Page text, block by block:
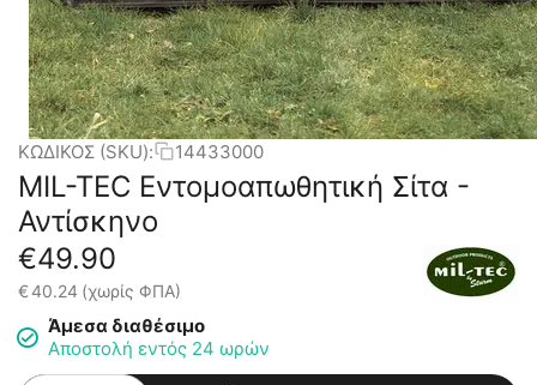
ΚΩΔΙΚΟΣ (SKU): 14433000
MIL-TEC Εντομοαπωθητική Σίτα -
Αντίσκηνο
€49.90
€40.24 (χωρίς ΦΠΑ)
Άμεσα διαθέσιμο
Αποστολή εντός 24 ωρών